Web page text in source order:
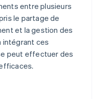
entre plusieurs
le partage de
et la gestion des
intégrant ces
peut effectuer des